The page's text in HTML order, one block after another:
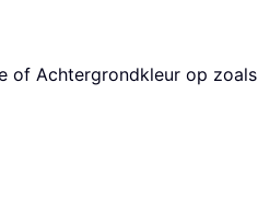
of Achtergrondkleur op